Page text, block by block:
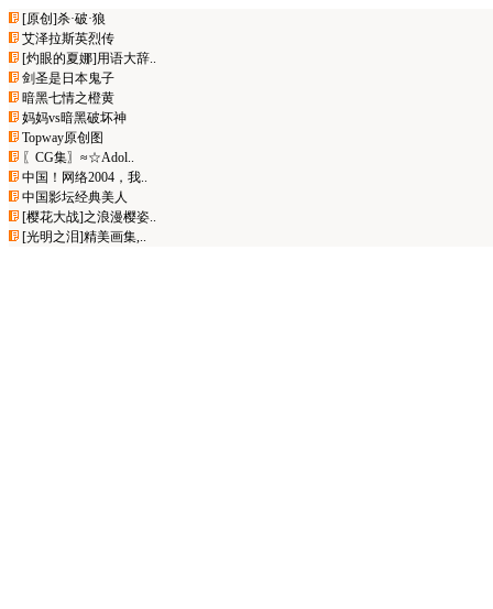
[原创]杀·破·狼
艾泽拉斯英烈传
[灼眼的夏娜]用语大辞..
剑圣是日本鬼子
暗黑七情之橙黄
妈妈vs暗黑破坏神
Topway原创图
〖CG集〗≈☆Adol..
中国！网络2004，我..
中国影坛经典美人
[樱花大战]之浪漫樱姿..
[光明之泪]精美画集,..